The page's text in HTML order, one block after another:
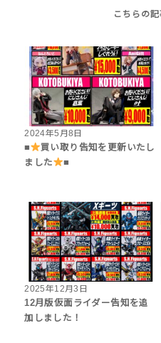
2024年5月8日
■
買い取り告知を更新いたし
ました
■
2025年12月3日
12月版仮面ライダー告知を追
加しました！